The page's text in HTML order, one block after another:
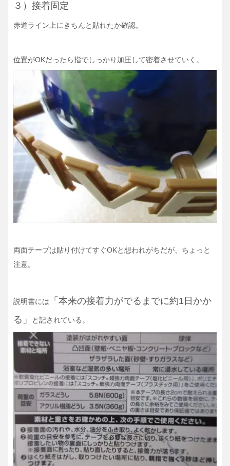
３）接着固定
赤道ライン上にきちんと貼れたか確認。
位置がOKだったら指でしっかり加圧して密着させていく。
両面テープは貼り付けてすぐOKと想われがちだが、ちょっと
注意。
説明書には
「本来の接着力がでるまでに約1日かか
る」
と記されている。